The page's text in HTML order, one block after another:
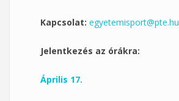
Kapcsolat: egyetemisport@pte.hu
Jelentkezés az órákra:
Április 17.